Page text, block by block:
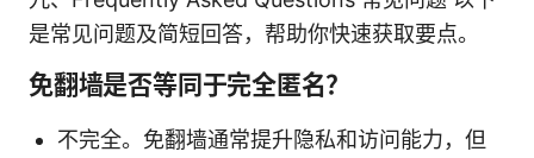
是常见问题及简短回答，帮助你快速获取要点。
免翻墙是否等同于完全匿名？
不完全。免翻墙通常提升隐私和访问能力，但